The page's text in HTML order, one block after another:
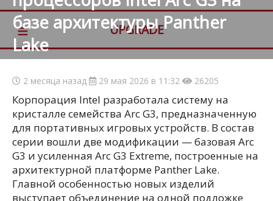
≡ UPGRADE
базе архитектуры Panther
Lake
2 месяца назад 29 мая 2026 в 11:32 26205
Корпорация Intel разработала систему на
кристалле семейства Arc G3, предназначенную
для портативных игровых устройств. В состав
серии вошли две модификации — базовая Arc
G3 и усиленная Arc G3 Extreme, построенные на
архитектурной платформе Panther Lake.
Главной особенностью новых изделий
выступает объединение на одной подложке